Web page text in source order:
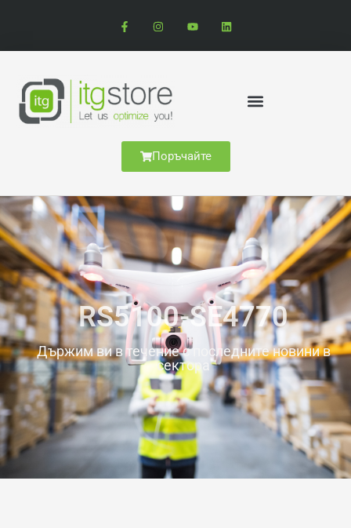
Поръчайте
RS5100-SE4770
Държим ви в течение с последните новини в
сектора